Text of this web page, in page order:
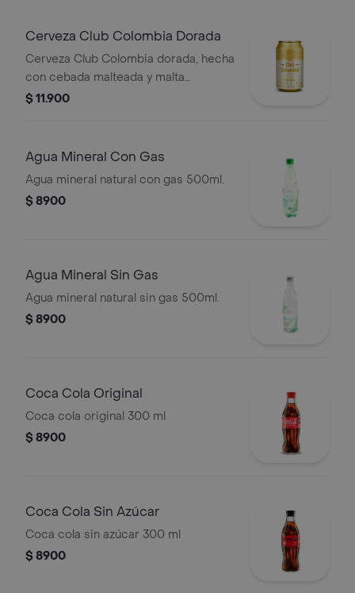
Cerveza Club Colombia Dorada
Cerveza Club Colombia dorada, hecha
con cebada malteada y malta
caramelo, en presentación de lata por
$ 11.900
Agua Mineral Con Gas
Agua mineral natural con gas 500ml.
$ 8900
Agua Mineral Sin Gas
Agua mineral natural sin gas 500ml.
$ 8900
Coca Cola Original
Coca cola original 300 ml
$ 8900
Coca Cola Sin Azúcar
Coca cola sin azúcar 300 ml
$ 8900